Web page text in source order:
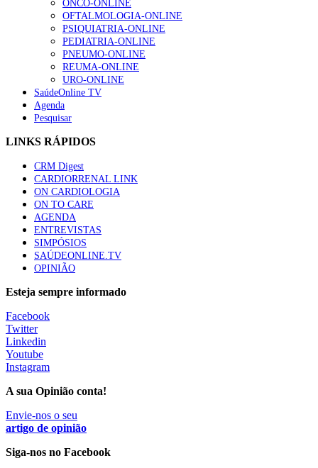
132 visualizações
“Os programas de rastreio do cancro do pulmão são
custo-efetivos e representam um investimento
sustentável para os sistemas de saúde”
93 visualizações
Quase quatro em cada dez doentes com enfarte
87 visualizações
Trodelvy aprovado para primeira linha no cancro da
mama triplo negativo metastático em doentes não
elegíveis para inibidores PD-(L)1
61 visualizações
MAIS NOTÍCIAS
Quase 11.900 jovens recorreram aos cheques psicólogo e
nutricionista no primeiro mês
7 Ago, 2026
ULS de Coimbra estreia cirurgia endoscópica do ouvido com
apoio robótico em Portugal
7 Ago, 2026 0 Comments
ONCO-ONLINE
OFTALMOLOGIA-ONLINE
PSIQUIATRIA-ONLINE
PEDIATRIA-ONLINE
PNEUMO-ONLINE
REUMA-ONLINE
URO-ONLINE
SaúdeOnline TV
Agenda
Pesquisar
LINKS RÁPIDOS
CRM Digest
CARDIORRENAL LINK
ON CARDIOLOGIA
ON TO CARE
AGENDA
ENTREVISTAS
SIMPÓSIOS
SAÚDEONLINE.TV
OPINIÃO
Esteja sempre informado
Facebook
Twitter
Linkedin
Youtube
Instagram
A sua Opinião conta!
Envie-nos o seu
artigo de opinião
Siga-nos no Facebook